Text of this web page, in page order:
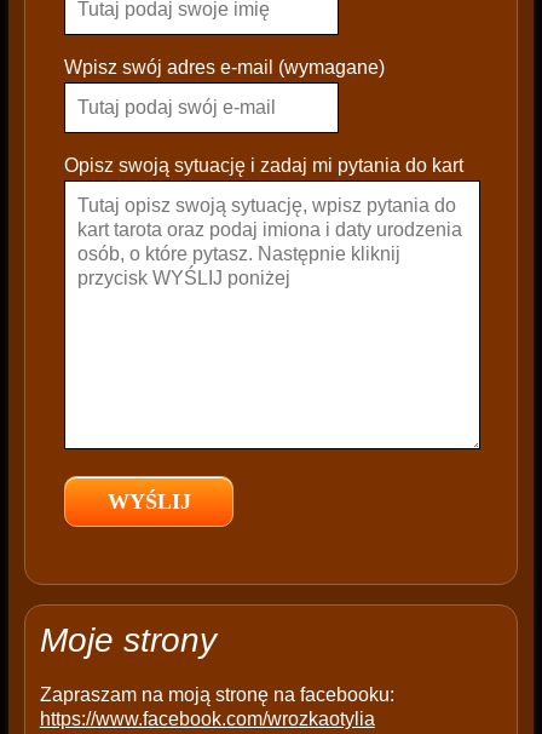
a
s
e
a
e
e
p
y
Wpisz swój adres e-mail (wymagane)
Opisz swoją sytuację i zadaj mi pytania do kart
Moje strony
Zapraszam na moją stronę na facebooku:
https://www.facebook.com/wrozkaotylia